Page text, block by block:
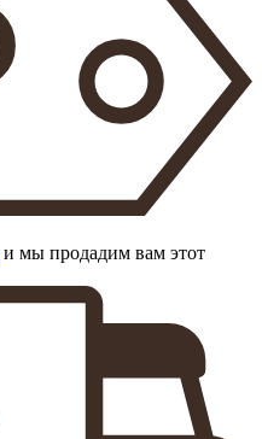
и мы продадим вам этот